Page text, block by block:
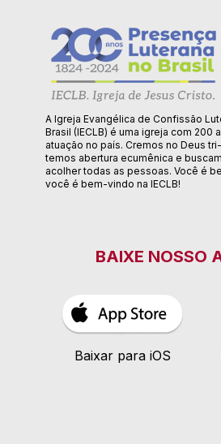
A Igreja Evangélica de Confissão
Brasil (IECLB) é uma igreja com 200
atuação no país. Cremos no Deus
temos abertura ecumênica e
acolher todas as pessoas. Você é
você é bem-vindo na IECLB!
BAIXE NOSSO
Baixar para iOS